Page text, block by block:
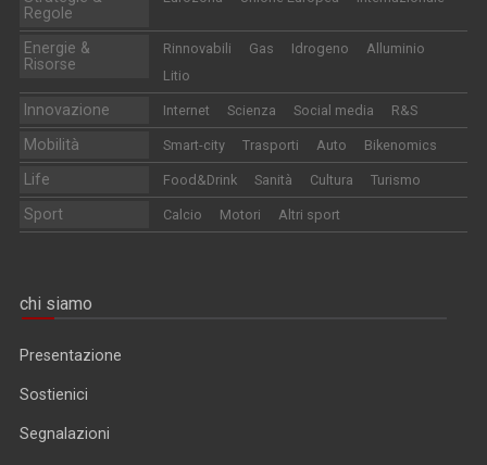
Regole
Energie &
Risorse
Rinnovabili Gas Idrogeno
Alluminio
Litio
Innovazione Internet Scienza Social media R&S
Mobilità Smart-city Trasporti Auto Bikenomics
Life Food&Drink Sanità Cultura Turismo
Sport Calcio Motori Altri sport
chi siamo
Presentazione
Sostienici
Segnalazioni